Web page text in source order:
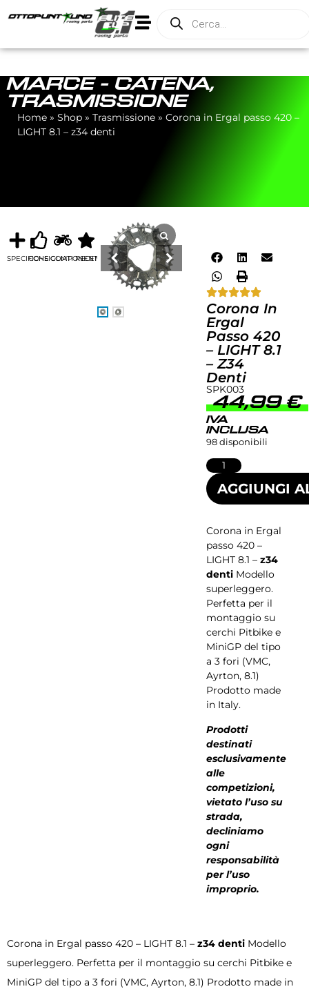
MARCE - CATENA,
TRASMISSIONE
Home » Shop » Trasmissione » Corona in Ergal passo 420 –
LIGHT 8.1 – z34 denti
SPECIFICHECONSIGLIATICOMPONENTIRECENSIONI
Corona In
Ergal
Passo 420
– LIGHT 8.1
– Z34
Denti
SPK003
44,99€
IVA
INCLUSA
98 disponibili
AGGIUNGI
Corona in Ergal
passo 420 –
LIGHT 8.1 –z34
denti Modello
superleggero.
Perfetta per il
montaggio su
cerchi Pitbike e
MiniGP del tipo
a 3 fori (VMC,
Ayrton, 8.1)
Prodotto made
in Italy.
Prodotti
destinati
esclusivamente
alle
competizioni,
vietato l’uso su
strada,
decliniamo
ogni
responsabilità
per l’uso
improprio.
Corona in Ergal passo 420 – LIGHT 8.1 – z34 denti Modello
superleggero. Perfetta per il montaggio su cerchi Pitbike e
MiniGP del tipo a 3 fori (VMC, Ayrton, 8.1) Prodotto made in